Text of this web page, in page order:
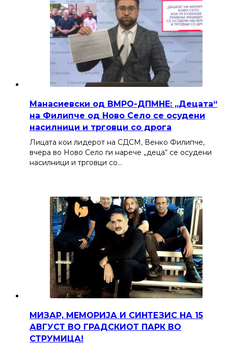
Манасиевски од ВМРО-ДПМНЕ: „Децата“
на Филипче од Ново Село се осудени
насилници и трговци со дрога
Лицата кои лидерот на СДСМ, Венко Филипче,
вчера во Ново Село ги нарече „деца“ се осудени
насилници и трговци со…
МИЗАР, МЕМОРИЈА И СИНТЕЗИС НА 15
АВГУСТ ВО ГРАДСКИОТ ПАРК ВО
СТРУМИЦА!